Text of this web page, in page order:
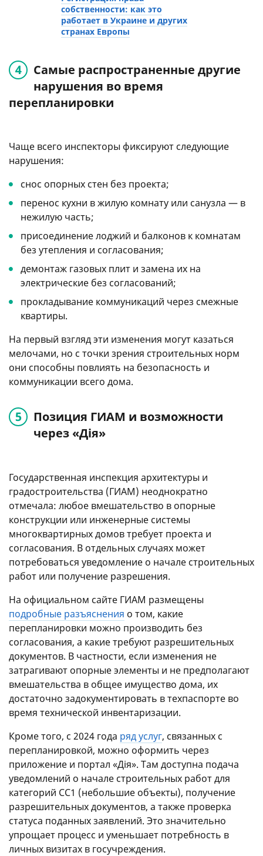
собственности: как это
работает в Украине и других
странах Европы
Самые распространенные другие
нарушения во время
перепланировки
Чаще всего инспекторы фиксируют следующие
нарушения:
снос опорных стен без проекта;
перенос кухни в жилую комнату или санузла — в
нежилую часть;
присоединение лоджий и балконов к комнатам
без утепления и согласования;
демонтаж газовых плит и замена их на
электрические без согласований;
прокладывание коммуникаций через смежные
квартиры.
На первый взгляд эти изменения могут казаться
мелочами, но с точки зрения строительных норм
они способны повлиять на безопасность и
коммуникации всего дома.
Позиция ГИАМ и возможности
через «Дія»
Государственная инспекция архитектуры и
градостроительства (ГИАМ) неоднократно
отмечала: любое вмешательство в опорные
конструкции или инженерные системы
многоквартирных домов требует проекта и
согласования. В отдельных случаях может
потребоваться уведомление о начале строительных
работ или получение разрешения.
На официальном сайте ГИАМ размещены
подробные разъяснения о том, какие
перепланировки можно производить без
согласования, а какие требуют разрешительных
документов. В частности, если изменения не
затрагивают опорные элементы и не предполагают
вмешательства в общее имущество дома, их
достаточно задокументировать в техпаспорте во
время технической инвентаризации.
Кроме того, с 2024 года ряд услуг, связанных с
перепланировкой, можно оформить через
приложение и портал «Дія». Там доступна подача
уведомлений о начале строительных работ для
категорий СС1 (небольшие объекты), получение
разрешительных документов, а также проверка
статуса поданных заявлений. Это значительно
упрощает процесс и уменьшает потребность в
личных визитах в госучреждения.